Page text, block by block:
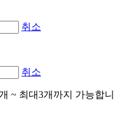
취소
취소
~ 최대3개까지 가능합니